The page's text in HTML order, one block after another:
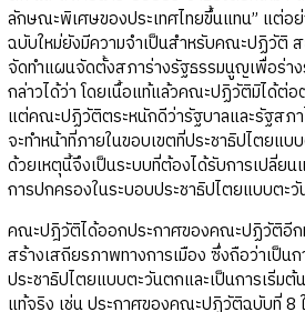
ลักษณะพิเศษของประเทศไทยขึ้นแทน” แต่อ
ฉบับใหม่ยังมีความจำเป็นสำหรับคณะปฏิวัติ ส
จัดทำแผนจัดตั้งสภาร่างรัฐธรรมนูญเพื่อร่า
กล่าวได้ว่า โดยเนื้อแท้แล้วคณะปฏิวัติมิได้ต่
แต่คณะปฏิวัติตระหนักดีว่ารัฐบาลและรัฐสภ
จะทำหน้าที่ภายในขอบเขตที่ประชาธิปไตยแบ
ด้วยเหตุนี้จึงเป็นระบบที่ต้องได้รับการเปลี่ย
การปกครองในระบอบประชาธิปไตยแบบตะ
คณะปฎิวัติได้ออกประกาศของคณะปฏิวัติอีก
สร้างเสถียรภาพทางการเมือง ซึ่งถือว่าเป็น
ประชาธิปไตยแบบตะวันตกและเป็นการเริ่ม
แท้จริง เช่น ประกาศของคณะปฏิวัติฉบับที่